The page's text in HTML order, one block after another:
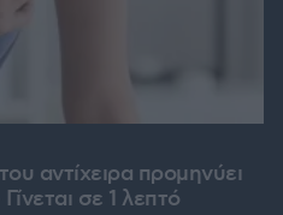
αντίχειρα προμηνύει
σε 1 λεπτό